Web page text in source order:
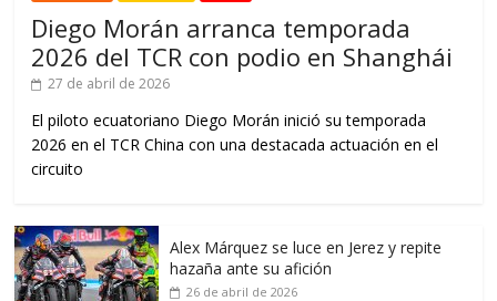
Diego Morán arranca temporada
2026 del TCR con podio en Shanghái
27 de abril de 2026
El piloto ecuatoriano Diego Morán inició su temporada
2026 en el TCR China con una destacada actuación en el
circuito
Alex Márquez se luce en Jerez y repite
hazaña ante su afición
26 de abril de 2026